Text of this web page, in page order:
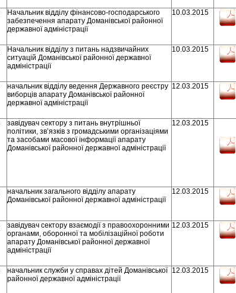
Начальник відділу фінансово-господарського
забезпечення апарату Доманівської районної
державної адміністрації
10.03.2015
Начальник відділу з питань надзвичайних
ситуацій Доманівської районної державної
адміністрації
10.03.2015
начальник відділу ведення Державного реєстру
виборців апарату Доманівської районної
державної адміністрації
12.03.2015
завідувач сектору з питань внутрішньої
політики, зв’язків з громадськими організаціями
та засобами масової інформації апарату
Доманівської районної державної адміністрації
12.03.2015
начальник загального відділу апарату
Доманівської районної державної адміністрації
12.03.2015
завідувач сектору взаємодії з правоохоронними
органами, оборонної та мобілізаційної роботи
апарату Доманівської районної державної
адміністрації
12.03.2015
начальник служби у справах дітей Доманівської
районної державної адміністрації
12.03.2015